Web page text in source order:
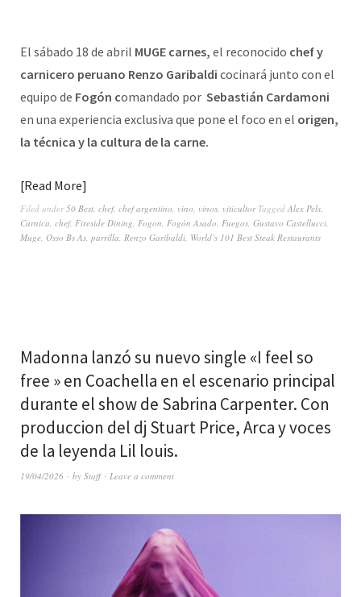
El sábado 18 de abril MUGE carnes, el reconocido chef y
carnicero peruano Renzo Garibaldi cocinará junto con el
equipo de Fogón comandado por Sebastián Cardamoni
en una experiencia exclusiva que pone el foco en el origen,
la técnica y la cultura de la carne.
Read More
Filed under 50 Best chef, chef argentino vino vinos viticultor Tagged Alex Pels
Carnica chef, Fireside Dining Fogon Fogón Asado Fuegos Gustavo Castellucci
Muge Osso Bs As parrilla Renzo Garibaldi World’s 101 Best Steak Restaurants
Madonna lanzó su nuevo single «I feel so
free » en Coachella en el escenario principal
durante el show de Sabrina Carpenter. Con
produccion del dj Stuart Price, Arca y voces
de la leyenda Lil louis.
19/04/2026 by Staff Leave a comment